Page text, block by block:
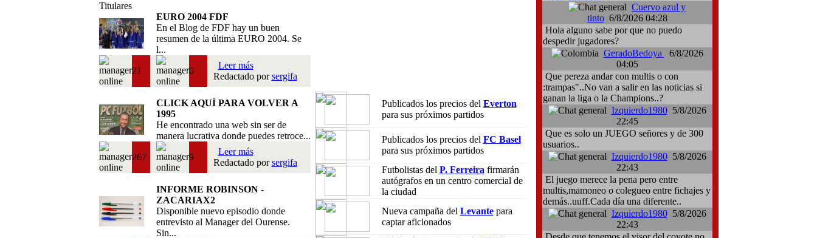
Titulares
EURO 2004 FDF
En el Blog de FDF hay un buen
resumen de la última EURO 2004. Se
l...
21 0
Leer más
Redactado porsergifa
CLICK AQUÍ PARA VOLVER A
1995
He encontrado una web sin ser de
manera lucrativa donde puedes retroce...
267 9
Leer más
Redactado porsergifa
INFORME ROBINSON -
ZACARIAX2
Disponible nuevo episodio donde
entrevisto al Manager del Ourense.
Sin...
Publicados los precios del Everton
para sus próximos partidos
Publicados los precios del FC Basel
para sus próximos partidos
Futbolistas del P. Ferreira firmarán
autógrafos en un centro comercial de
la ciudad
Nueva campaña del Levantepara
captar aficionados
Cuervo azul y
tinto6/8/2026 04:28
Hola alguno sabe por que no puedo
despedir jugadores?
GeradoBedoya
6/8/2026
04:05
Que pereza andar con multis o con
:trampas"..No van a salir en las noticias si
ganan la liga o la Champions..?
Izquierdo19805/8/2026
22:45
Que es solo un JUEGO señores y de 300
usuarios..
Izquierdo19805/8/2026
22:43
El juego merece la pena pero entre
multis,mamoneo o colegueo entre fichajes y
demás..uuff.Cada día una diferente..
Izquierdo19805/8/2026
22:43